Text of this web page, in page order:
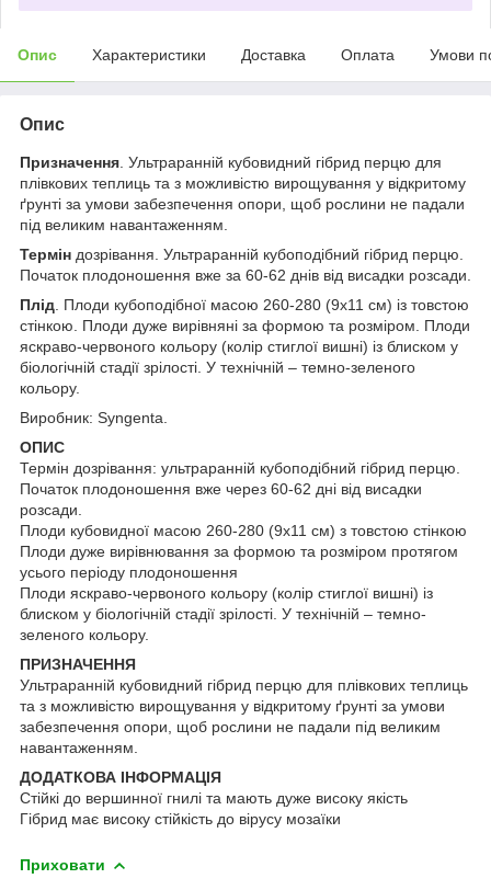
Опис Характеристики Доставка Оплата Умови
Опис
Призначення . Ультраранній кубовидний гібрид перцю для
плівкових теплиць та з можливістю вирощування у відкритому
ґрунті за умови забезпечення опори, щоб рослини не падали
під великим навантаженням.
Термін дозрівання. Ультраранній кубоподібний гібрид перцю.
Початок плодоношення вже за 60-62 днів від висадки розсади.
Плід . Плоди кубоподібної масою 260-280 (9х11 см) із товстою
стінкою. Плоди дуже вирівняні за формою та розміром. Плоди
яскраво-червоного кольору (колір стиглої вишні) із блиском у
біологічній стадії зрілості. У технічній – темно-зеленого
кольору.
Виробник: Syngenta.
ОПИС
Термін дозрівання: ультраранній кубоподібний гібрид перцю.
Початок плодоношення вже через 60-62 дні від висадки
розсади.
Плоди кубовидної масою 260-280 (9х11 см) з товстою стінкою
Плоди дуже вирівнювання за формою та розміром протягом
усього періоду плодоношення
Плоди яскраво-червоного кольору (колір стиглої вишні) із
блиском у біологічній стадії зрілості. У технічній – темно-
зеленого кольору.
ПРИЗНАЧЕННЯ
Ультраранній кубовидний гібрид перцю для плівкових теплиць
та з можливістю вирощування у відкритому ґрунті за умови
забезпечення опори, щоб рослини не падали під великим
навантаженням.
ДОДАТКОВА ІНФОРМАЦІЯ
Стійкі до вершинної гнилі та мають дуже високу якість
Гібрид має високу стійкість до вірусу мозаїки
Приховати